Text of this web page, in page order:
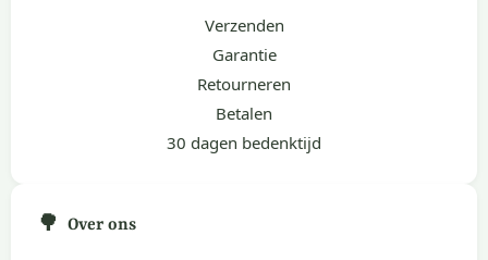
Verzenden
Garantie
Retourneren
Betalen
30 dagen bedenktijd
🌳 Over ons